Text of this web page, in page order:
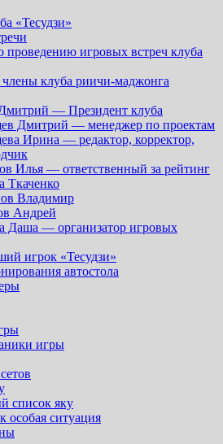
«Тесудзи»
проведению игровых встреч клуба
клуба риичи-маджонга
— Президент клуба
Дмитрий — менеджер по проектам
Ирина — редактор, корректор,
Илья — ответственный за рейтинг
Ткаченко
Владимир
Андрей
Даша — организатор игровых
игрок «Тесудзи»
автостола
игры
список яку
особая ситуация